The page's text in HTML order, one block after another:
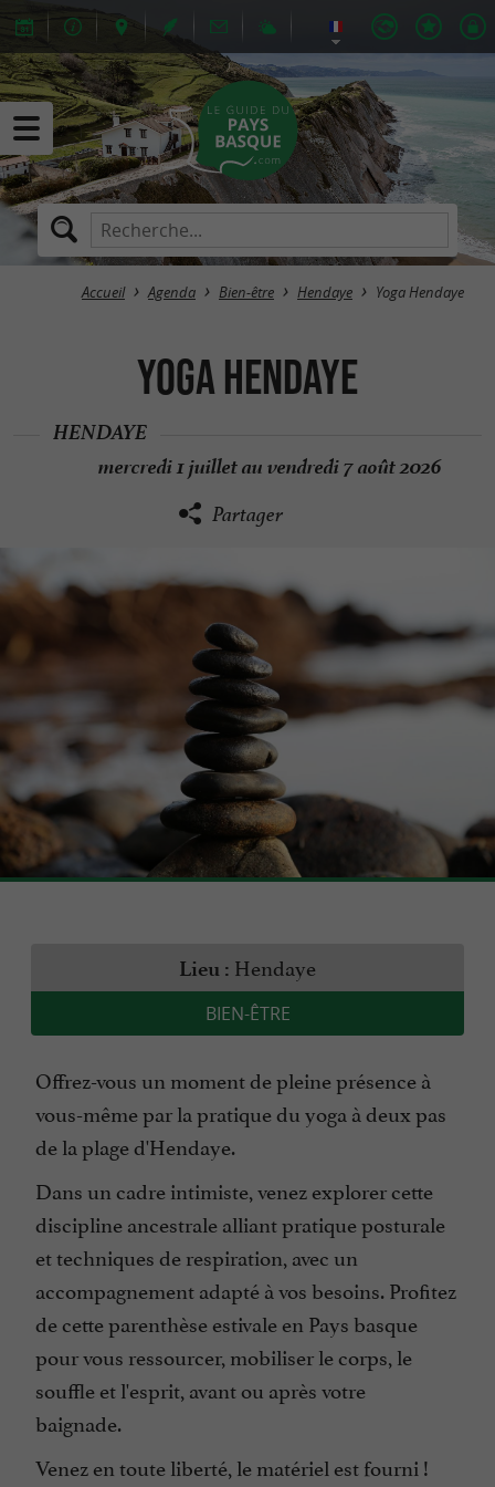
Accueil Agenda Bien-être Hendaye Yoga Hendaye
Yoga Hendaye
HENDAYE
mercredi 1 juillet au vendredi 7 août 2026
Partager
Lieu : Hendaye
BIEN-ÊTRE
Offrez-vous un moment de pleine présence à
vous-même par la pratique du yoga à deux pas
de la plage d'Hendaye.
Dans un cadre intimiste, venez explorer cette
discipline ancestrale alliant pratique posturale
et techniques de respiration, avec un
accompagnement adapté à vos besoins. Profitez
de cette parenthèse estivale en Pays basque
pour vous ressourcer, mobiliser le corps, le
souffle et l'esprit, avant ou après votre
baignade.
Venez en toute liberté, le matériel est fourni !